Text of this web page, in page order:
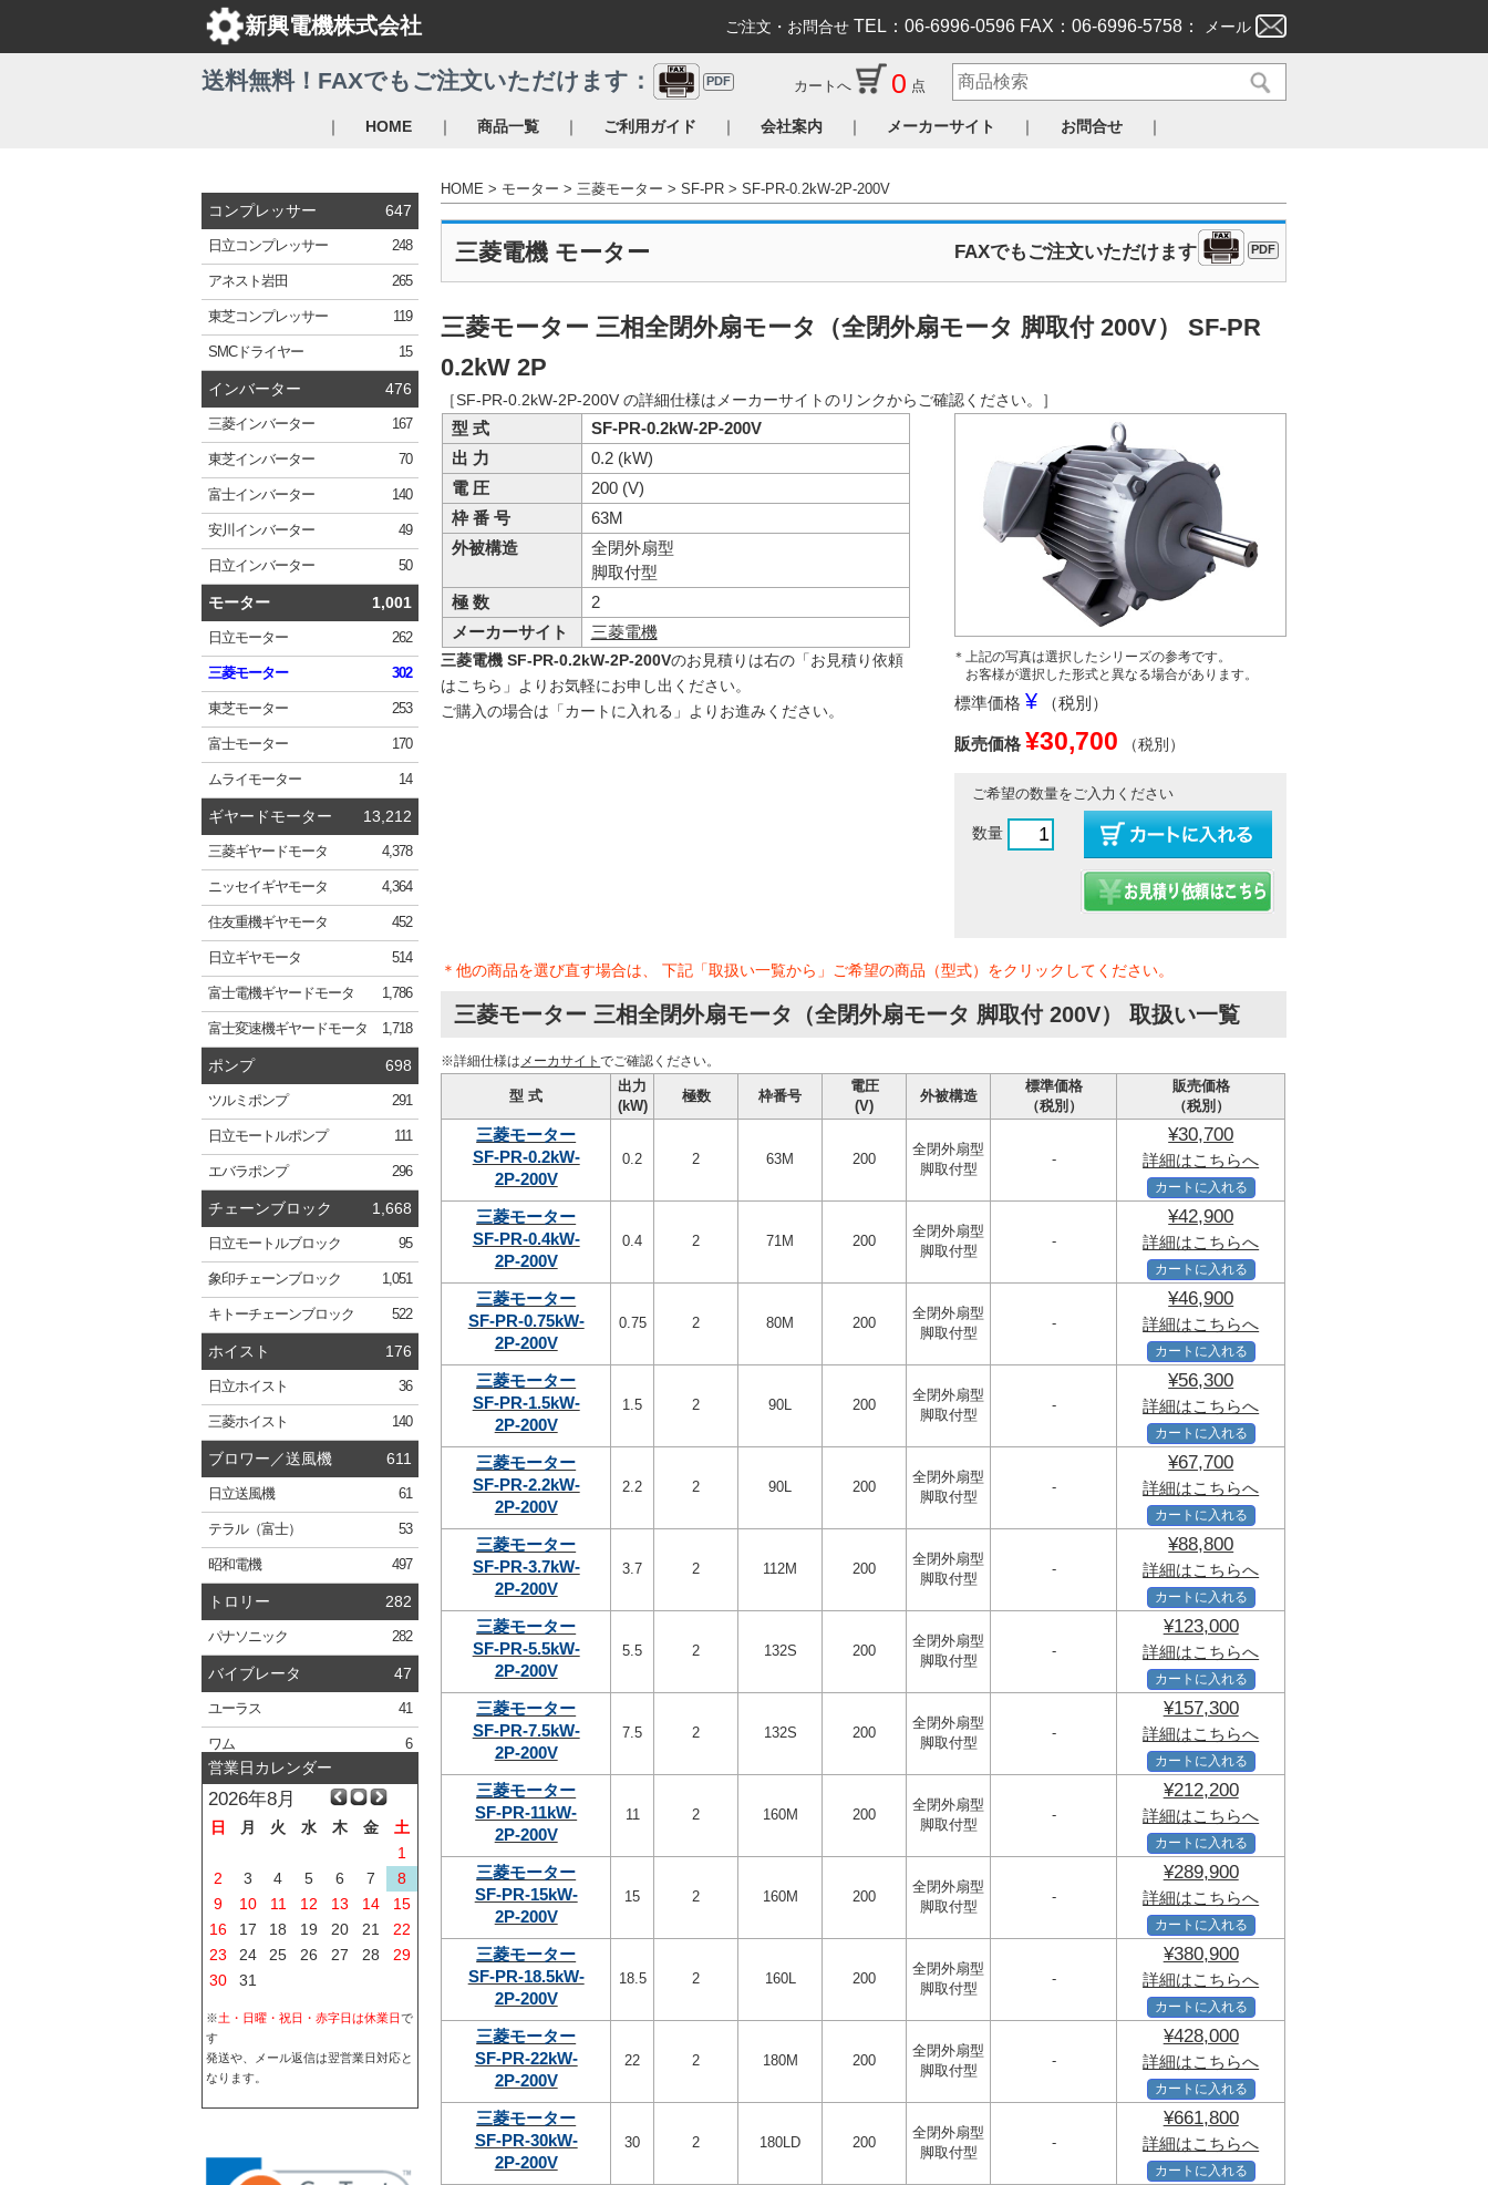
新興電機株式会社 ご注文・お問合せ TEL：06-6996-0596 FAX：06-6996-5758： メール
｜ HOME ｜ 商品一覧 ｜ ご利用ガイド ｜ 会社案内 ｜ メーカーサイト ｜ お問合せ ｜
コンプレッサー 647
日立コンプレッサー 248
アネスト岩田 265
東芝コンプレッサー 119
SMCドライヤー 15
インバーター 476
三菱インバーター 167
東芝インバーター 70
富士インバーター 140
安川 インバーター 49
日立インバーター 50
モーター 1,001
日立モーター 262
三菱モーター 302
東芝モーター 253
富士モーター 170
ムライモーター 14
ギヤードモーター 13,212
三菱ギヤードモータ 4,378
ニッセイギヤモータ 4,364
住友重機ギヤモータ 452
日立ギヤモータ 514
富士電機ギヤードモータ 1,786
富士変速機ギヤードモータ 1,718
ポンプ 698
ツルミ ポンプ 291
日立モートルポンプ 111
エバラポンプ 296
チェーンブロック 1,668
日立モートルブロック 95
象印チェーンブロック 1,051
キトーチェーンブロック 522
ホイスト 176
日立ホイスト 36
三菱ホイスト 140
ブロワー／送風機 611
日立送風機 61
テラル（富士） 53
昭和電機 497
トロリー 282
パナソニック 282
バイブレータ 47
ユーラス 41
ワム 6
営業日カレンダー
2026年8月
日 月 火 水 木 金
土
1
2
3 4 5 6 7
8
9
10 11 12 13 14
15
16
17 18 19 20 21
22
23
24 25 26 27 28
29
30
31
※土・日曜・祝日・赤字日は休業日で
す
発送や、メール返信は翌営業日対応と
なります。
送料無料！FAXでもご注文いただけます： PDF カートへ 0 点
HOME モーター 三菱モーター SF-PR SF-PR-0.2kW-2P-200V
三菱電機 モーター FAXでもご注文いただけます PDF
三菱モーター 三相全閉外扇モータ（全閉外扇モータ 脚取付 200V） SF-PR
0.2kW 2P
［SF-PR-0.2kW-2P-200V の詳細仕様はメーカーサイトのリンクからご確認ください。］
＊上記の写真は選択したシリーズの参考です。
お客様が選択した形式と異なる場合があります。
標準価格 ¥ （税別）
販売価格 ¥30,700 （税別）
ご希望の数量をご入力ください
数量
型 式
SF-PR-0.2kW-2P-200V
出 力
0.2 (kW)
電 圧
200 (V)
枠 番 号
63M
外被構造
全閉外扇型
脚取付型
極 数
2
メーカーサイト
三菱電機
三菱電機 SF-PR-0.2kW-2P-200Vのお見積りは右の「お見積り依頼
はこちら」よりお気軽にお申し出ください。
ご購入の場合は「カートに入れる」よりお進みください。
＊他の商品を選び直す場合は、 下記「取扱い一覧から」ご希望の商品（型式）をクリックしてください。
三菱モーター 三相全閉外扇モータ（全閉外扇モータ 脚取付 200V） 取扱い一覧
※詳細仕様は メーカサイトでご確認ください。
型 式
出力
(kW)
極数 枠番号
電圧
(V)
外被構造
標準価格
（税別）
販売価格
（税別）
三菱モーター
SF-PR-0.2kW-
2P-200V
0.2 2 63M 200
全閉外扇型
脚取付型
-
¥30,700
詳細はこちらへ
カートに入れる
三菱モーター
SF-PR-0.4kW-
2P-200V
0.4 2 71M 200
全閉外扇型
脚取付型
-
¥42,900
詳細はこちらへ
カートに入れる
三菱モーター
SF-PR-0.75kW-
2P-200V
0.75 2 80M 200
全閉外扇型
脚取付型
-
¥46,900
詳細はこちらへ
カートに入れる
三菱モーター
SF-PR-1.5kW-
2P-200V
1.5 2 90L 200
全閉外扇型
脚取付型
-
¥56,300
詳細はこちらへ
カートに入れる
三菱モーター
SF-PR-2.2kW-
2P-200V
2.2 2 90L 200
全閉外扇型
脚取付型
-
¥67,700
詳細はこちらへ
カートに入れる
三菱モーター
SF-PR-3.7kW-
2P-200V
3.7 2 112M 200
全閉外扇型
脚取付型
-
¥88,800
詳細はこちらへ
カートに入れる
三菱モーター
SF-PR-5.5kW-
2P-200V
5.5 2 132S 200
全閉外扇型
脚取付型
-
¥123,000
詳細はこちらへ
カートに入れる
三菱モーター
SF-PR-7.5kW-
2P-200V
7.5 2 132S 200
全閉外扇型
脚取付型
-
¥157,300
詳細はこちらへ
カートに入れる
三菱モーター
SF-PR-11kW-
2P-200V
11 2 160M 200
全閉外扇型
脚取付型
-
¥212,200
詳細はこちらへ
カートに入れる
三菱モーター
SF-PR-15kW-
2P-200V
15 2 160M 200
全閉外扇型
脚取付型
-
¥289,900
詳細はこちらへ
カートに入れる
三菱モーター
SF-PR-18.5kW-
2P-200V
18.5 2 160L 200
全閉外扇型
脚取付型
-
¥380,900
詳細はこちらへ
カートに入れる
三菱モーター
SF-PR-22kW-
2P-200V
22 2 180M 200
全閉外扇型
脚取付型
-
¥428,000
詳細はこちらへ
カートに入れる
三菱モーター
SF-PR-30kW-
2P-200V
30 2 180LD 200
全閉外扇型
脚取付型
-
¥661,800
詳細はこちらへ
カートに入れる